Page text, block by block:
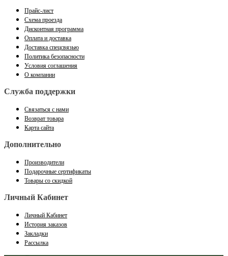
Прайс-лист
Схема проезда
Дисконтная программа
Оплата и доставка
Доставка спецсвязью
Политика безопасности
Условия соглашения
О компании
Служба поддержки
Связаться с нами
Возврат товара
Карта сайта
Дополнительно
Производители
Подарочные сертификаты
Товары со скидкой
Личный Кабинет
Личный Кабинет
История заказов
Закладки
Рассылка